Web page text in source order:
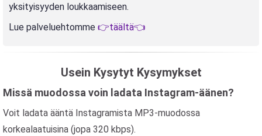
yksityisyyden loukkaamiseen.
Lue palveluehtomme 👉täältä👈
Usein Kysytyt Kysymykset
Missä muodossa voin ladata Instagram-äänen?
Voit ladata ääntä Instagramista MP3-muodossa
korkealaatuisina (jopa 320 kbps).